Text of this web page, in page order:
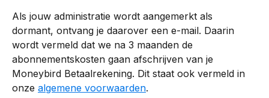
Als jouw administratie wordt aangemerkt als
dormant, ontvang je daarover een e-mail. Daarin
wordt vermeld dat we na 3 maanden de
abonnementskosten gaan afschrijven van je
Moneybird Betaalrekening. Dit staat ook vermeld in
onze algemene voorwaarden.